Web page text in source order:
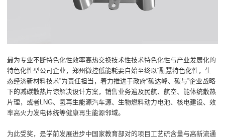
最为专业不断特色化性效率高热交换技术性技术特色化性与产业发展化的
特色化性型公司企业，郑州微控低能耗要自始至终以“融慧特色化性，生
态经济新材料技术”为责任担当，着力推进于政府“碳达峰、碳与”企业战略
下的减碳散热片谅解决设计方案，销售业务遍及民航、航空、能体统散热
片理，或者LNG、氢再生能源汽车源、生物燃料动力电池、核电建设、效
率高火力发电体统等健康再生能源邻域。
为此受奖，是学前发展进步中国家教育部对的项目工艺硫含量与高新流通